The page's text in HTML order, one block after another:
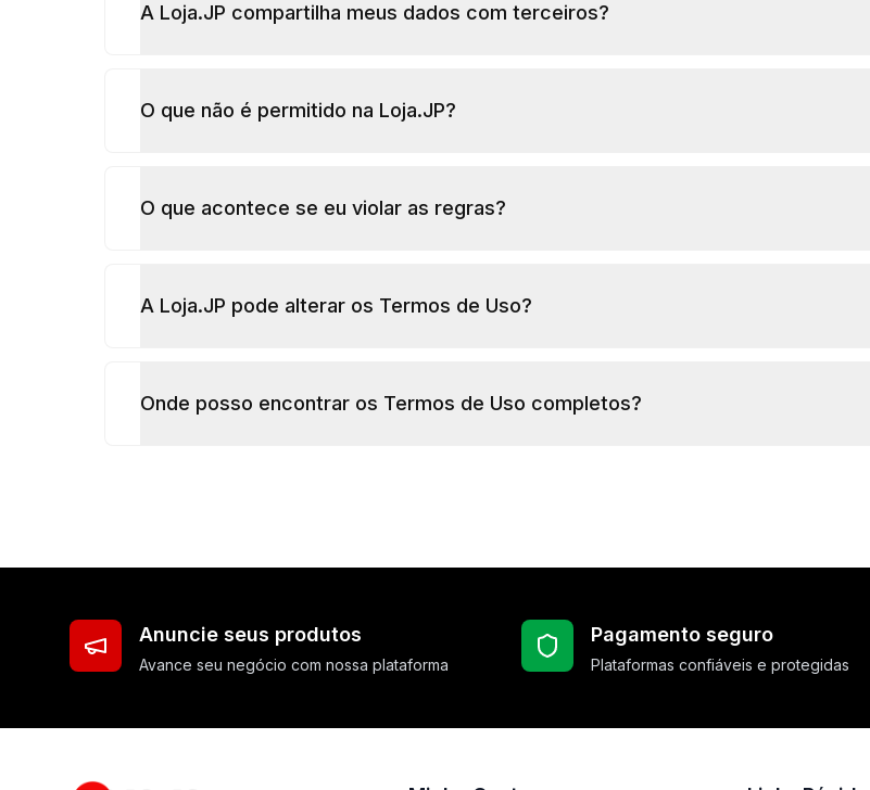
A Loja.JP compartilha meus dados com terceiros?
O que não é permitido na Loja.JP?
O que acontece se eu violar as regras?
A Loja.JP pode alterar os Termos de Uso?
Onde posso encontrar os Termos de Uso completos?
Anuncie seus produtos
Avance seu negócio com nossa plataforma
Pagamento seguro
Plataformas confiáveis e protegidas